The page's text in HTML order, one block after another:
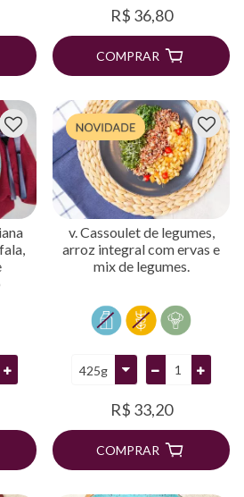
R$ 36,80
COMPRAR
v. Cassoulet de legumes,
arroz integral com ervas e
mix de legumes.
R$ 33,20
COMPRAR